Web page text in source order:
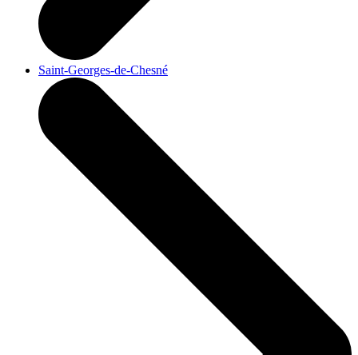
Saint-Georges-de-Chesné